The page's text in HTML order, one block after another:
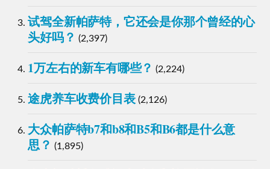
试驾全新帕萨特，它还会是你那个曾经的心
头好吗？ (2,397)
1万左右的新车有哪些？ (2,224)
途虎养车收费价目表 (2,126)
大众帕萨特b7和b8和B5和B6都是什么意
思？ (1,895)